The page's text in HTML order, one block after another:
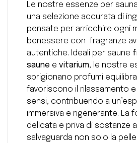
Le nostre essenze per
una selezione accurata di
pensate per arricchire ogni
benessere con fragranze
autentiche. Ideali per saune
saune e vitarium, le nostre
sprigionano profumi
favoriscono il rilassamento
sensi, contribuendo a
immersiva e rigenerante. La
delicata e priva di sostanze
salvaguarda non solo la